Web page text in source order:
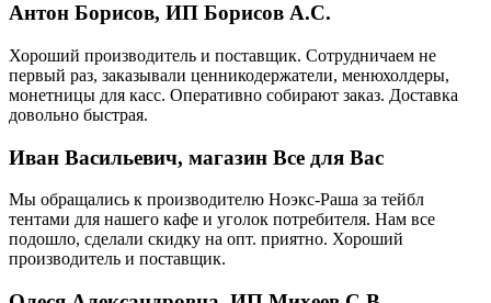
Антон Борисов, ИП Борисов А.С.
Хороший производитель и поставщик. Сотрудничаем не
первый раз, заказывали ценникодержатели, менюхолдеры,
монетницы для касс. Оперативно собирают заказ. Доставка
довольно быстрая.
Иван Васильевич, магазин Все для Вас
Мы обращались к производителю Ноэкс-Раша за тейбл
тентами для нашего кафе и уголок потребителя. Нам все
подошло, сделали скидку на опт. приятно. Хороший
производитель и поставщик.